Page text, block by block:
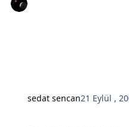
sedat sencan21 Eylül ,